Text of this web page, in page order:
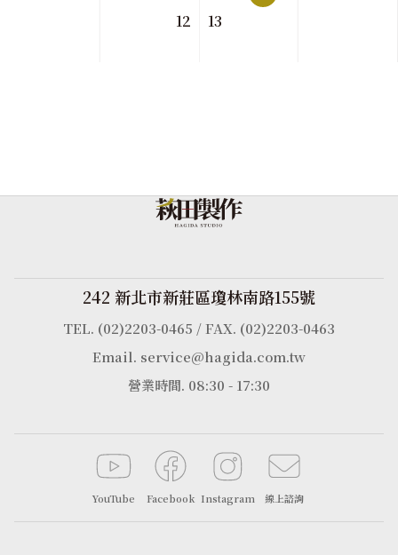
12
13
242 新北市新莊區瓊林南路155號
TEL. (02)2203-0465 / FAX. (02)2203-0463
Email. service@hagida.com.tw
營業時間. 08:30 - 17:30
YouTube Facebook Instagram 線上諮詢